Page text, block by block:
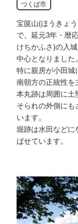
つくば市
宝篋山(ほうきょ
で、延元3年・暦
けちかふさ)の入
中心となりました。
特に親房が小田城
南朝方の正統性を
本丸跡は周囲に土
そられの外側にも
います。
堀跡は水田などに
ばせています。